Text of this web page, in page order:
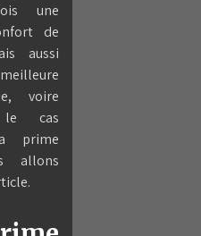
une
de
aussi
voire
le cas
prime
allons